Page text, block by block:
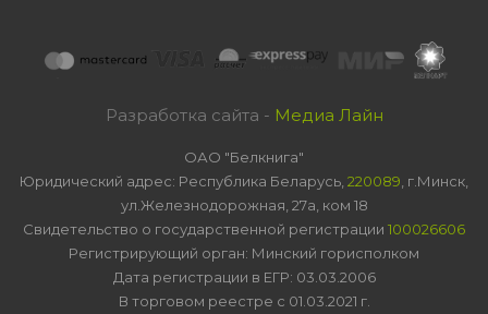
Разработка сайта - Медиа Лайн
ОАО "Белкнига"
Юридический адрес: Республика Беларусь, 220089 , г.Минск,
ул.Железнодорожная, 27а, ком 18
Свидетельство о государственной регистрации 100026606
Регистрирующий орган: Минский горисполком
Дата регистрации в ЕГР: 03.03.2006
В торговом реестре с 01.03.2021 г.